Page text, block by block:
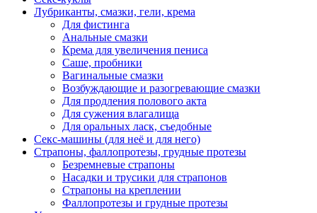
Лубриканты, смазки, гели, крема
Для фистинга
Анальные смазки
Крема для увеличения пениса
Саше, пробники
Вагинальные смазки
Возбуждающие и разогревающие смазки
Для продления полового акта
Для сужения влагалища
Для оральных ласк, съедобные
Секс-машины (для неё и для него)
Страпоны, фаллопротезы, грудные протезы
Безремневые страпоны
Насадки и трусики для страпонов
Страпоны на креплении
Фаллопротезы и грудные протезы